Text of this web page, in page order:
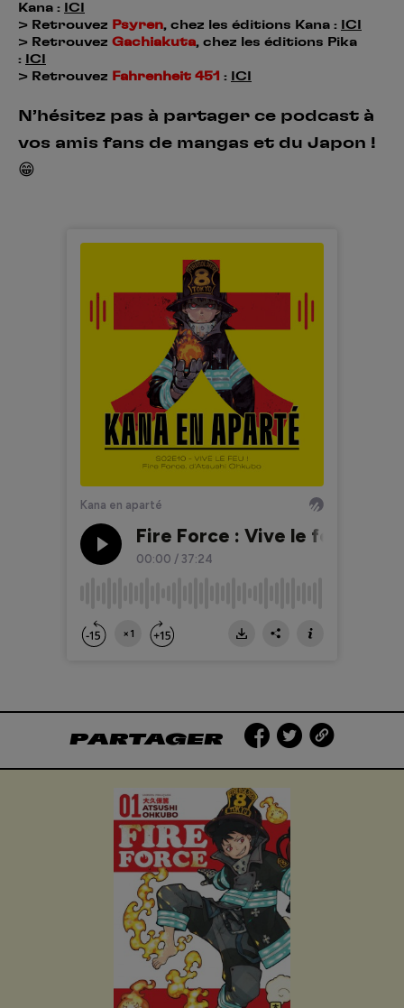
Kana :
ICI
> Retrouvez
Psyren, chez les éditions Kana :
ICI
> Retrouvez Gachiakuta, chez les éditions Pika
:
ICI
> Retrouvez
Fahrenheit 451 : ICI
N’hésitez pas à partager ce podcast à
vos amis fans de mangas et du Japon !
😁
PARTAGER